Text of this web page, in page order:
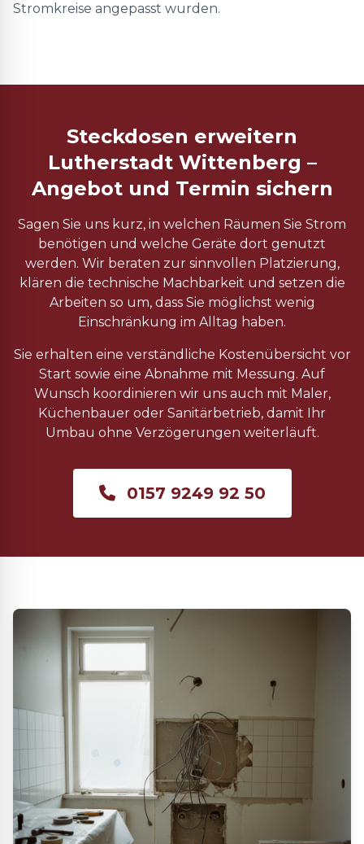
Stromkreise angepasst wurden.
Steckdosen erweitern
Lutherstadt Wittenberg –
Angebot und Termin sichern
Sagen Sie uns kurz, in welchen Räumen Sie Strom
benötigen und welche Geräte dort genutzt
werden. Wir beraten zur sinnvollen Platzierung,
klären die technische Machbarkeit und setzen die
Arbeiten so um, dass Sie möglichst wenig
Einschränkung im Alltag haben.
Sie erhalten eine verständliche Kostenübersicht vor
Start sowie eine Abnahme mit Messung. Auf
Wunsch koordinieren wir uns auch mit Maler,
Küchenbauer oder Sanitärbetrieb, damit Ihr
Umbau ohne Verzögerungen weiterläuft.
0157 9249 92 50